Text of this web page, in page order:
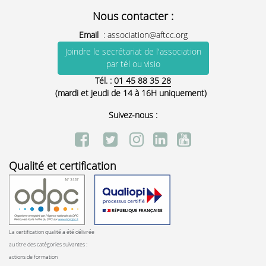
Nous contacter :
Email : association@aftcc.org
Joindre le secrétariat de l'association
par tél ou visio
Tél. : 01 45 88 35 28
(mardi et jeudi de 14 à 16H uniquement)
Suivez-nous :
Qualité et certification
La certification qualité a été délivrée
au titre des catégories suivantes :
actions de formation